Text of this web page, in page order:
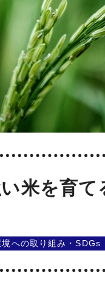
米を育て
境への取り組み・SDGs